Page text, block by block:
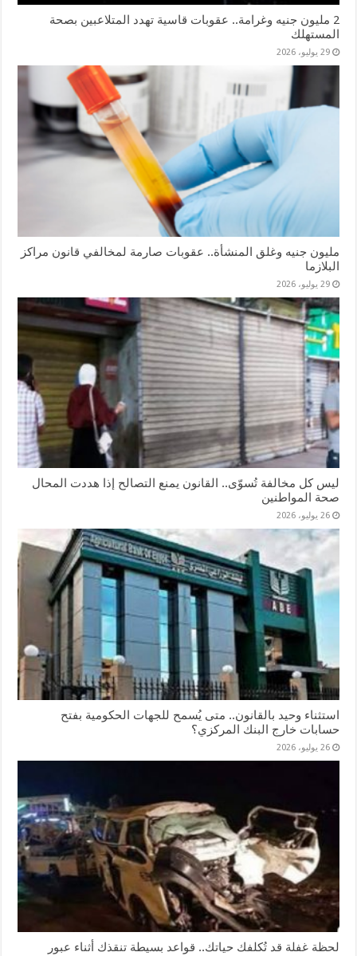
2 مليون جنيه وغرامة.. عقوبات قاسية تهدد المتلاعبين بصحة
المستهلك
29 يوليو، 2026
مليون جنيه وغلق المنشأة.. عقوبات صارمة لمخالفي قانون مراكز
البلازما
29 يوليو، 2026
ليس كل مخالفة تُسوّى.. القانون يمنع التصالح إذا هددت المحال
صحة المواطنين
26 يوليو، 2026
استثناء وحيد بالقانون.. متى يُسمح للجهات الحكومية بفتح
حسابات خارج البنك المركزي؟
26 يوليو، 2026
لحظة غفلة قد تُكلفك حياتك.. قواعد بسيطة تنقذك أثناء عبور